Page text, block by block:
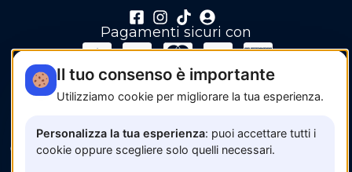
Pagamenti sicuri con
© 2026 www.amalfisunset.it —Fix Agency— Facciamo
Il tuo consenso è importante
Utilizziamo cookie per migliorare la tua esperienza.
Personalizza la tua esperienza: puoi accettare tutti i
cookie oppure scegliere solo quelli necessari.